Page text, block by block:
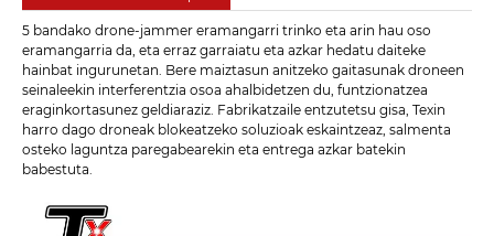
5 bandako drone-jammer eramangarri trinko eta arin hau oso
eramangarria da, eta erraz garraiatu eta azkar hedatu daiteke
hainbat ingurunetan. Bere maiztasun anitzeko gaitasunak droneen
seinaleekin interferentzia osoa ahalbidetzen du, funtzionatzea
eraginkortasunez geldiaraziz. Fabrikatzaile entzutetsu gisa, Texin
harro dago droneak blokeatzeko soluzioak eskaintzeaz, salmenta
osteko laguntza paregabearekin eta entrega azkar batekin
babestuta.